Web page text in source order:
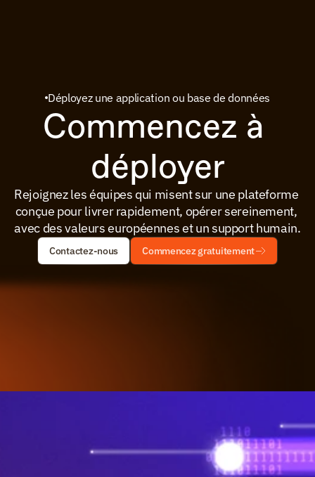
Déployez une application ou base de données
Commencez à
déployer
Rejoignez les équipes qui misent sur une plateforme
conçue pour livrer rapidement, opérer sereinement,
avec des valeurs européennes et un support humain.
Contactez-nous Commencez gratuitement